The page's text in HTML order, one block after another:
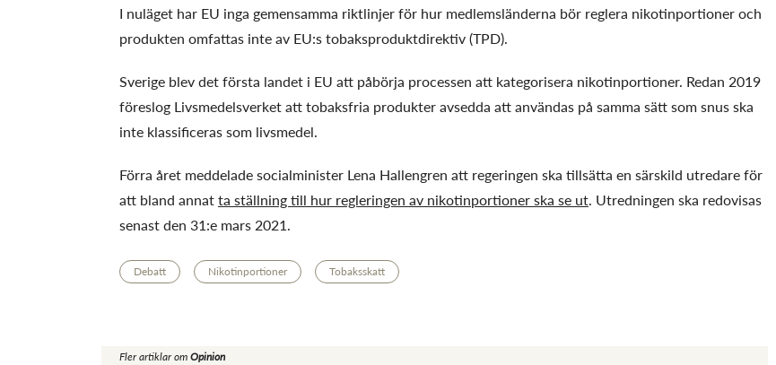
I nuläget har EU inga gemensamma riktlinjer för hur medlemsländerna bör reglera nikotinportioner och
produkten omfattas inte av EU:s tobaksproduktdirektiv (TPD).
Sverige blev det första landet i EU att påbörja processen att kategorisera nikotinportioner. Redan 2019
föreslog Livsmedelsverket att tobaksfria produkter avsedda att användas på samma sätt som snus ska
inte klassificeras som livsmedel.
Förra året meddelade socialminister Lena Hallengren att regeringen ska tillsätta en särskild utredare för
att bland annatta ställning till hur regleringen av nikotinportioner ska se ut. Utredningen ska redovisas
senast den 31:e mars 2021.
Debatt Nikotinportioner Tobaksskatt
Fler artiklar omOpinion